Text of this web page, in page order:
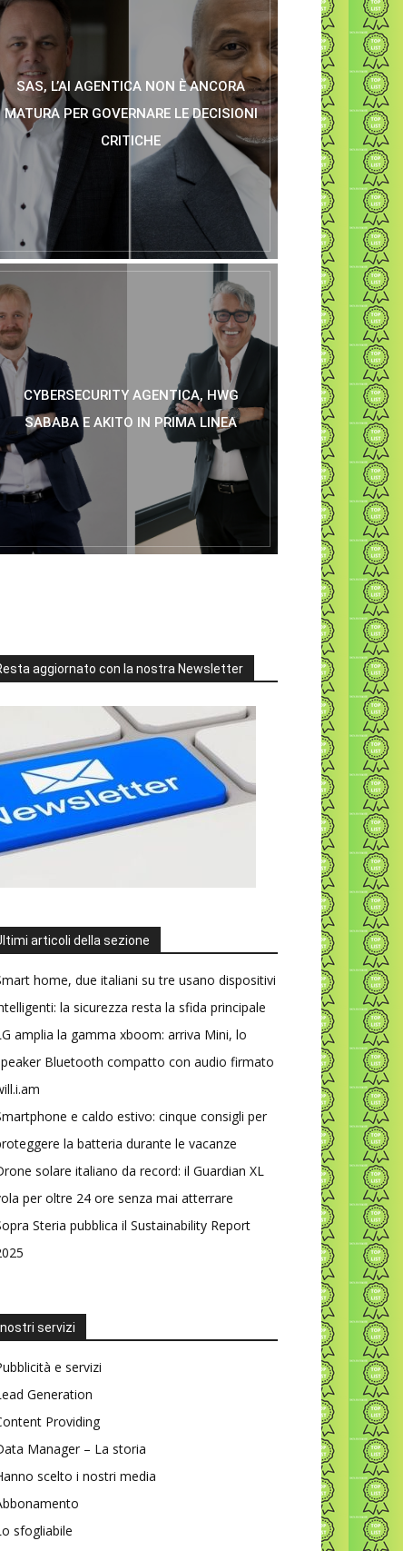
SAS, L’AI AGENTICA NON È ANCORA
MATURA PER GOVERNARE LE DECISIONI
CRITICHE
CYBERSECURITY AGENTICA, HWG
SABABA E AKITO IN PRIMA LINEA
aggiornato con la nostra Newsletter
articoli della sezione
home, due italiani su tre usano dispositivi
la sicurezza resta la sfida principale
amplia la gamma xboom: arriva Mini, lo
Bluetooth compatto con audio firmato
e caldo estivo: cinque consigli per
la batteria durante le vacanze
solare italiano da record: il Guardian XL
per oltre 24 ore senza mai atterrare
Steria pubblica il Sustainability Report
I nostri servizi
e servizi
Generation
Providing
Manager – La storia
scelto i nostri media
sfogliabile